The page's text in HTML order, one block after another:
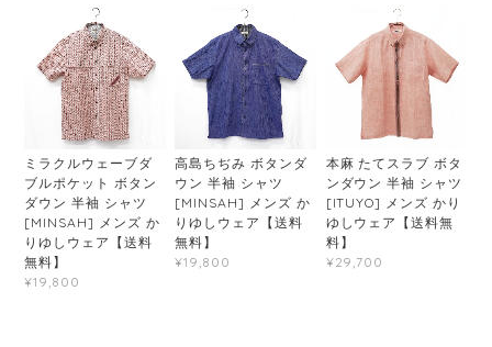
ミラクルウェーブダ
ブルポケット ボタン
ダウン 半袖 シャツ
[MINSAH] メンズ か
りゆしウェア【送料
無料】
¥19,800
高島ちぢみ ボタンダ
ウン 半袖 シャツ
[MINSAH] メンズ か
りゆしウェア【送料
無料】
¥19,800
本麻 たてスラブ ボタ
ンダウン 半袖 シャツ
[ITUYO] メンズ かり
ゆしウェア【送料無
料】
¥29,700